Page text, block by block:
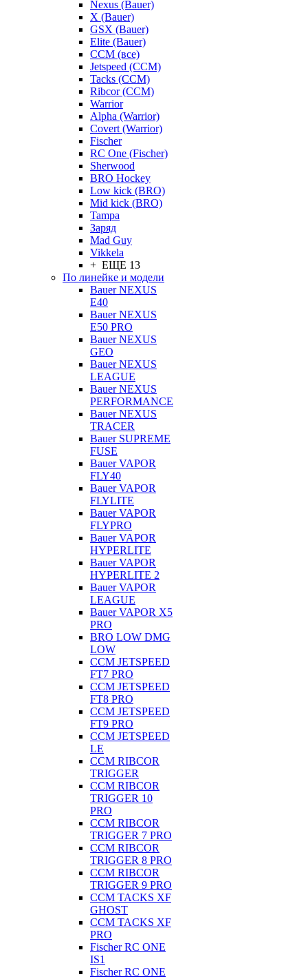
Nexus (Bauer)
X (Bauer)
GSX (Bauer)
Elite (Bauer)
CCM (все)
Jetspeed (CCM)
Tacks (CCM)
Ribcor (CCM)
Warrior
Alpha (Warrior)
Covert (Warrior)
Fischer
RC One (Fischer)
Sherwood
BRO Hockey
Low kick (BRO)
Mid kick (BRO)
Tampa
Заряд
Mad Guy
Vikkela
+ ЕЩЕ 13
По линейке и модели
Bauer NEXUS
E40
Bauer NEXUS
E50 PRO
Bauer NEXUS
GEO
Bauer NEXUS
LEAGUE
Bauer NEXUS
PERFORMANCE
Bauer NEXUS
TRACER
Bauer SUPREME
FUSE
Bauer VAPOR
FLY40
Bauer VAPOR
FLYLITE
Bauer VAPOR
FLYPRO
Bauer VAPOR
HYPERLITE
Bauer VAPOR
HYPERLITE 2
Bauer VAPOR
LEAGUE
Bauer VAPOR X5
PRO
BRO LOW DMG
LOW
CCM JETSPEED
FT7 PRO
CCM JETSPEED
FT8 PRO
CCM JETSPEED
FT9 PRO
CCM JETSPEED
LE
CCM RIBCOR
TRIGGER
CCM RIBCOR
TRIGGER 10
PRO
CCM RIBCOR
TRIGGER 7 PRO
CCM RIBCOR
TRIGGER 8 PRO
CCM RIBCOR
TRIGGER 9 PRO
CCM TACKS XF
GHOST
CCM TACKS XF
PRO
Fischer RC ONE
IS1
Fischer RC ONE